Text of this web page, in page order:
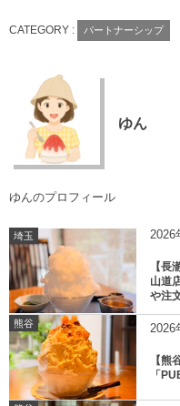
CATEGORY : パートナーシップ
ゆん
ゆんのプロフィール
埼玉 2026
【長
山道
や注
熊谷 2026
【熊
「